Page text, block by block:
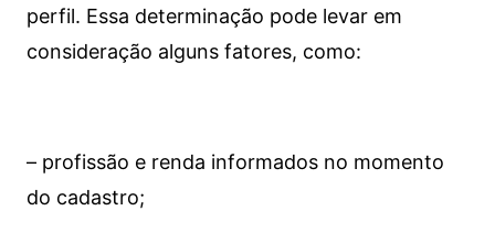
perfil. Essa determinação pode levar em
consideração alguns fatores, como:
– profissão e renda informados no momento
do cadastro;